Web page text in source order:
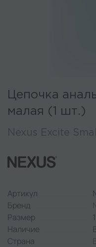
Цепочка
малая (1 шт.)
Nexus Excite Small
Артикул
Бренд
Размер
Наличие
Страна